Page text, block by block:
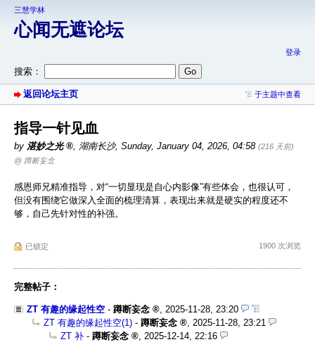
三慧学林
心闻无遮论坛
登录
搜索：
返回论坛主页 于主题中查看
指导一针见血
by 湛妙之光 , 湖南长沙, Sunday, January 04, 2026, 04:58 (216 天前)
@ 蹲断妄念
感恩师兄精准指导，对“一切显现是自心内影像”有些体会，也很认可，
但没有围绕它做深入全面的梳理清算，表现出来就是硬实的程度还不
够，自己先针对性的补强。
已锁定 1900 次浏览
完整帖子：
ZT 有趣的缘起性空 - 蹲断妄念
2025-11-28, 23:20
ZT 有趣的缘起性空(1) - 蹲断妄念
2025-11-28, 23:21
ZT 补 - 蹲断妄念
2025-12-14, 22:16